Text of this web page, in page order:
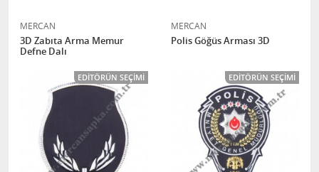
MERCAN
3D Zabıta Arma Memur
Defne Dalı
EDITÖRÜN SEÇIMI
MERCAN
Polis Göğüs Arması 3D
EDITÖRÜN SEÇIMI